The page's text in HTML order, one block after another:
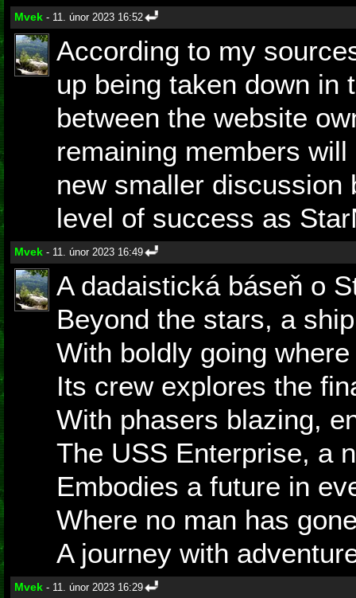
Mvek - 11. únor 2023 16:52
According to my
up being taken down in
between the website
remaining members
new smaller discussion
level of success as
Mvek - 11. únor 2023 16:49
A dadaistická báseň o
Beyond the stars, a
With boldly going
Its crew explores the
With phasers blazing,
The USS Enterprise, a
Embodies a future in
Where no man has
A journey with
Mvek - 11. únor 2023 16:29